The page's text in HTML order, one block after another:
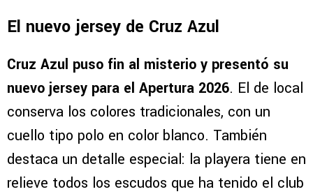
El nuevo jersey de Cruz Azul
Cruz Azul puso fin al misterio y presentó su
nuevo jersey para el Apertura 2026. El de local
conserva los colores tradicionales, con un
cuello tipo polo en color blanco. También
destaca un detalle especial: la playera tiene en
relieve todos los escudos que ha tenido el club